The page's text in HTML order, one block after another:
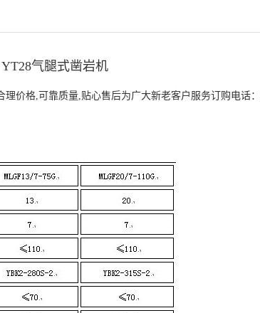
YT28气腿式凿岩机
价格,可靠质量,贴心售后为广大新老客户服务订购电话：